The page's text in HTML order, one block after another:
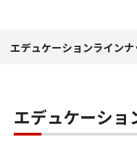
エデュケーションラインナ
エデュケーショ